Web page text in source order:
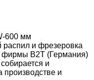
600 мм
и фрезеровка
фирмы B2T (Германия)
и
производстве и